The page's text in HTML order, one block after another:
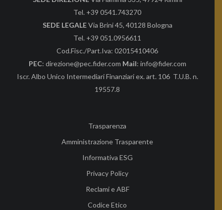
Tel. +39 0541.743270
SEDE LEGALEVia Brini 45, 40128 Bologna
Tel. +39 051.0956611
Cod.Fisc./Part.Iva: 02015410406
PEC: direzione@pec.fider.com Mail: info@fider.com
Iscr. Albo Unico Intermediari Finanziari ex. art. 106 T.U.B. n.
19557.8
Trasparenza
Amministrazione Trasparente
Informativa ESG
Privacy Policy
Reclami e ABF
Codice Etico